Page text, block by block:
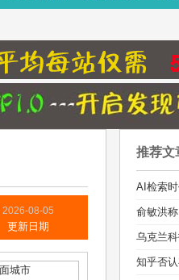
2026-08-05
更新日期
推荐文
乌克兰